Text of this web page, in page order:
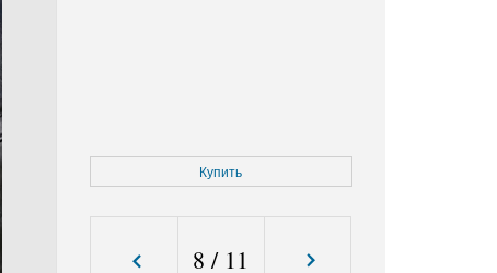
Купить
8 / 11